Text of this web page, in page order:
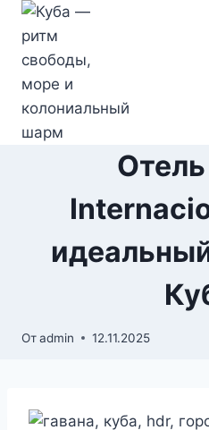
Перейти
содержимому
Отadmin 12.11.2025